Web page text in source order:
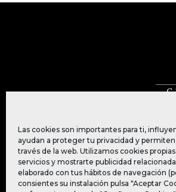
Las cookies son importantes para ti,
ayudan a proteger tu privacidad y
través de la web. Utilizamos cookies
servicios y mostrarte publicidad
elaborado con tus hábitos de navegación
consientes su instalación pulsa "Aceptar